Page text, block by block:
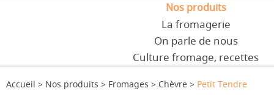
Nos produits
La fromagerie
On parle de nous
Culture fromage, recettes
Accueil Nos produits Fromages Chèvre Petit Tendre